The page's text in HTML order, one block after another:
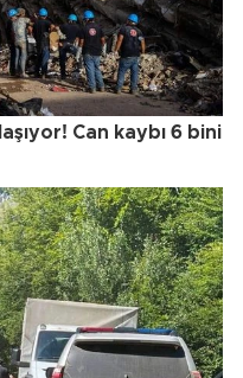
Can kaybı 6 bini